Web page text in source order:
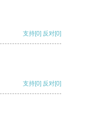
支持[0] 反对[0]
支持[0] 反对[0]